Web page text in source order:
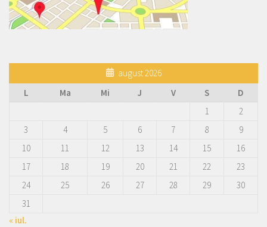
august 2026
L
Ma Mi J V S
D
1
2
3
4 5 6 7 8
9
10
11 12 13 14 15
16
17
18 19 20 21 22
23
24
25 26 27 28 29
30
31
« iul.